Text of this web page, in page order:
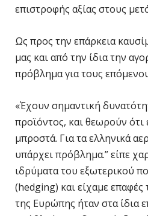
επιστροφής αξίας στους
Ως προς την επάρκεια
μας και από την ίδια την
πρόβλημα για τους
«Έχουν σημαντική
προϊόντος, και θεωρούν
μπροστά. Για τα ελληνικά
υπάρχει πρόβλημα.” είπε
ιδρύματα του εξωτερικού
(hedging) και είχαμε
της Ευρώπης ήταν στα ίδια